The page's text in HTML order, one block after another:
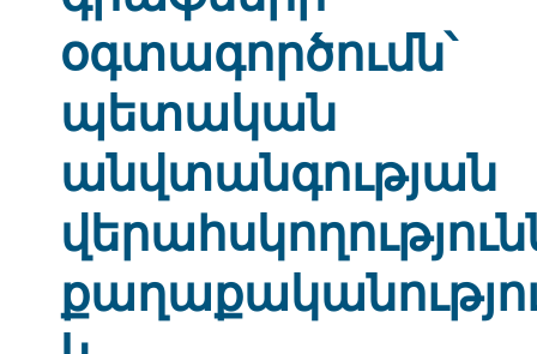
օգտագործումն՝
պետական
անվտանգության